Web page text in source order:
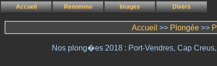
Accueil Renomme Images Divers
Accueil >> Plongée>>
Nos plong�es 2018 : Port-Vendres, Cap